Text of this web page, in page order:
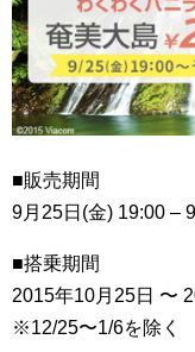
■販売期間
9月25日(金) 19:00 –
■搭乗期間
2015年10月25日 〜
※12/25〜1/6を除く